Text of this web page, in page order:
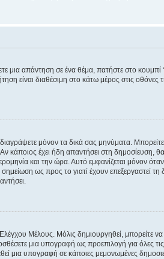
μια απάντηση σε ένα θέμα, πατήστε στο κουμπί
είναι διαθέσιμη στο κάτω μέρος στις
μόνον τα δικά σας μηνύματα.
κάποιος έχει ήδη απαντήσει στη δημοσίευση,
και την ώρα. Αυτό εμφανίζεται μόνον
ως προς το γιατί έχουν επεξεργαστεί
Μέλους. Μόλις δημιουργηθεί, μπορείτε να
μια υπογραφή ως προεπιλογή για όλες
μια υπογραφή σε κάποιες μεμονωμένες